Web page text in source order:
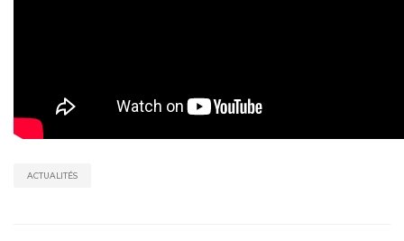
ACTUALITÉS